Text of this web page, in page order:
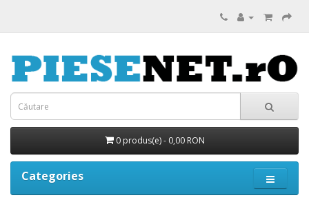
0 produs(e) - 0,00 RON
Categories